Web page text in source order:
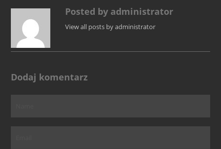
Posted by administrator
View all posts by administrator
Dodaj komentarz